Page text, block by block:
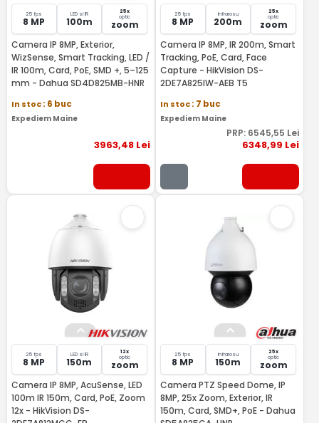
25 fps
8 MP
LED si IR
100m
25x
optic
zoom
Camera IP 8MP, Exterior,
WizSense, Smart Tracking, LED /
IR 100m, Card, PoE, SMD +, 5–125
mm - Dahua SD4D825MB-HNR
In stoc: 6 buc
Expediem Maine
3963,48Lei
25 fps
8 MP
Infrarosu
200m
25x
optic
zoom
Camera IP 8MP, IR 200m, Smart
Tracking, PoE, Card, Face
Capture - HikVision DS-
2DE7A825IW-AEB T5
In stoc: 7 buc
Expediem Maine
PRP: 6545,55 Lei
6348,99 Lei
25 fps
8 MP
LED si IR
150m
12x
optic
zoom
Camera IP 8MP, AcuSense, LED
100m IR 150m, Card, PoE, Zoom
12x - HikVision DS-
25 fps
8 MP
Infrarosu
150m
25x
optic
zoom
Camera PTZ Speed Dome, IP
8MP, 25x Zoom, Exterior, IR
150m, Card, SMD+, PoE - Dahua